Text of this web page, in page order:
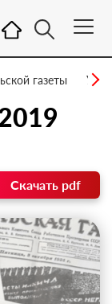
газеты УГ –
Скачать pdf